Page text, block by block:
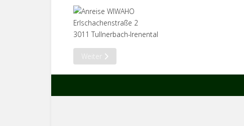
Erlschachenstraße 2
3011 Tullnerbach-Irenental
Nächster Beitrag: Wegbeschreibung Variante A
Weiter